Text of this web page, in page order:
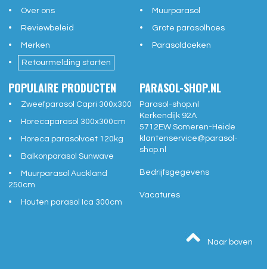
Over ons
Reviewbeleid
Merken
Retourmelding starten
Muurparasol
Grote parasolhoes
Parasoldoeken
POPULAIRE PRODUCTEN
Zweefparasol Capri 300x300
Horecaparasol 300x300cm
Horeca parasolvoet 120kg
Balkonparasol Sunwave
Muurparasol Auckland
250cm
Houten parasol Ica 300cm
PARASOL-SHOP.NL
Parasol-shop.nl
Kerkendijk 92A
5712EW Someren-Heide
klantenservice@parasol-
shop.nl
Bedrijfsgegevens
Vacatures
Naar boven